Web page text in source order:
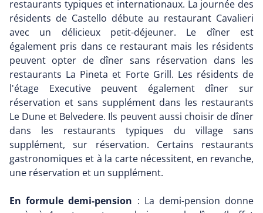
restaurants typiques et internationaux. La journée des
résidents de Castello débute au restaurant Cavalieri
avec un délicieux petit-déjeuner. Le dîner est
également pris dans ce restaurant mais les résidents
peuvent opter de dîner sans réservation dans les
restaurants La Pineta et Forte Grill. Les résidents de
l'étage Executive peuvent également dîner sur
réservation et sans supplément dans les restaurants
Le Dune et Belvedere. Ils peuvent aussi choisir de dîner
dans les restaurants typiques du village sans
supplément, sur réservation. Certains restaurants
gastronomiques et à la carte nécessitent, en revanche,
une réservation et un supplément.
En formule demi-pension : La demi-pension donne